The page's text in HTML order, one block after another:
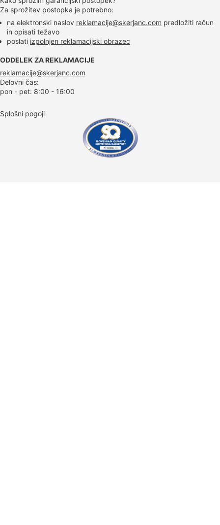
Za sprožitev postopka je potrebno:
na elektronski naslov reklamacije@skerjanc.com predložiti račun
in opisati težavo
poslati izpolnjen reklamacijski obrazec
ODDELEK ZA REKLAMACIJE
reklamacije@skerjanc.com
Delovni čas:
pon - pet: 8:00 - 16:00
Splošni pogoji